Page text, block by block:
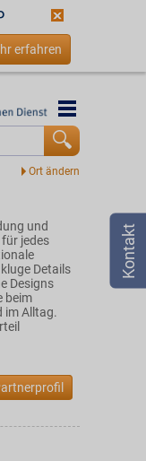
erfahren
und
jedes
Details
Designs
beim
im Alltag.